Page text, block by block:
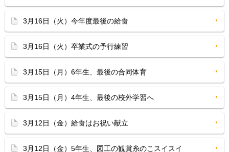
3月16日（火）今年度最後の給食
3月16日（火）卒業式の予行練習
3月15日（月）6年生、最後の合同体育
3月15日（月）4年生、最後の校外学習へ
3月12日（金）給食はお祝い献立
3月12日（金）5年生、図工の観賞糸のこスイスイ